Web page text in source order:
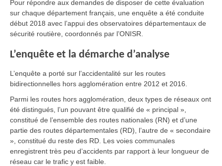
Pour répondre aux demandes de disposer de cette évaluation
sur chaque département français, une enquête a été conduite
début 2018 avec l’appui des observatoires départementaux de
sécurité routière, coordonnés par l’ONISR.
L’enquête et la démarche d’analyse
L’enquête a porté sur l’accidentalité sur les routes
bidirectionnelles hors agglomération entre 2012 et 2016.
Parmi les routes hors agglomération, deux types de réseaux ont
été distingués, l’un pouvant être qualifié de « principal »,
constitué de l’ensemble des routes nationales (RN) et d’une
partie des routes départementales (RD), l’autre de « secondaire
», constitué du reste des RD. Les voies communales
enregistrent très peu d’accidents par rapport à leur longueur de
réseau car le trafic y est faible.